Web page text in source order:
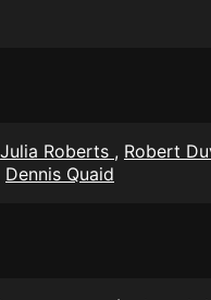
Julia Roberts , Robert
Dennis Quaid